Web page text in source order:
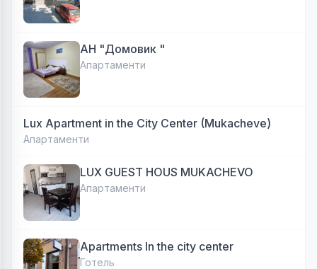
АН "Домовик "
Апартаменти
Lux Apartment in the City Center (Mukacheve)
Апартаменти
LUX GUEST HOUS MUKACHEVO
Апартаменти
Apartments In the city center
Готель